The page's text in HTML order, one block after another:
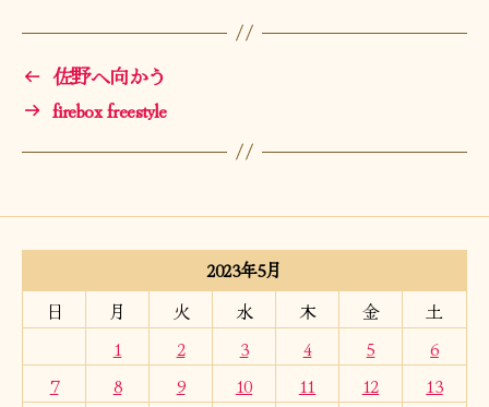
← 佐野へ向かう
→ firebox freestyle
2023年5月
日
月 火 水 木 金
土
1
2 3 4 5
6
7
8 9 10 11 12
13